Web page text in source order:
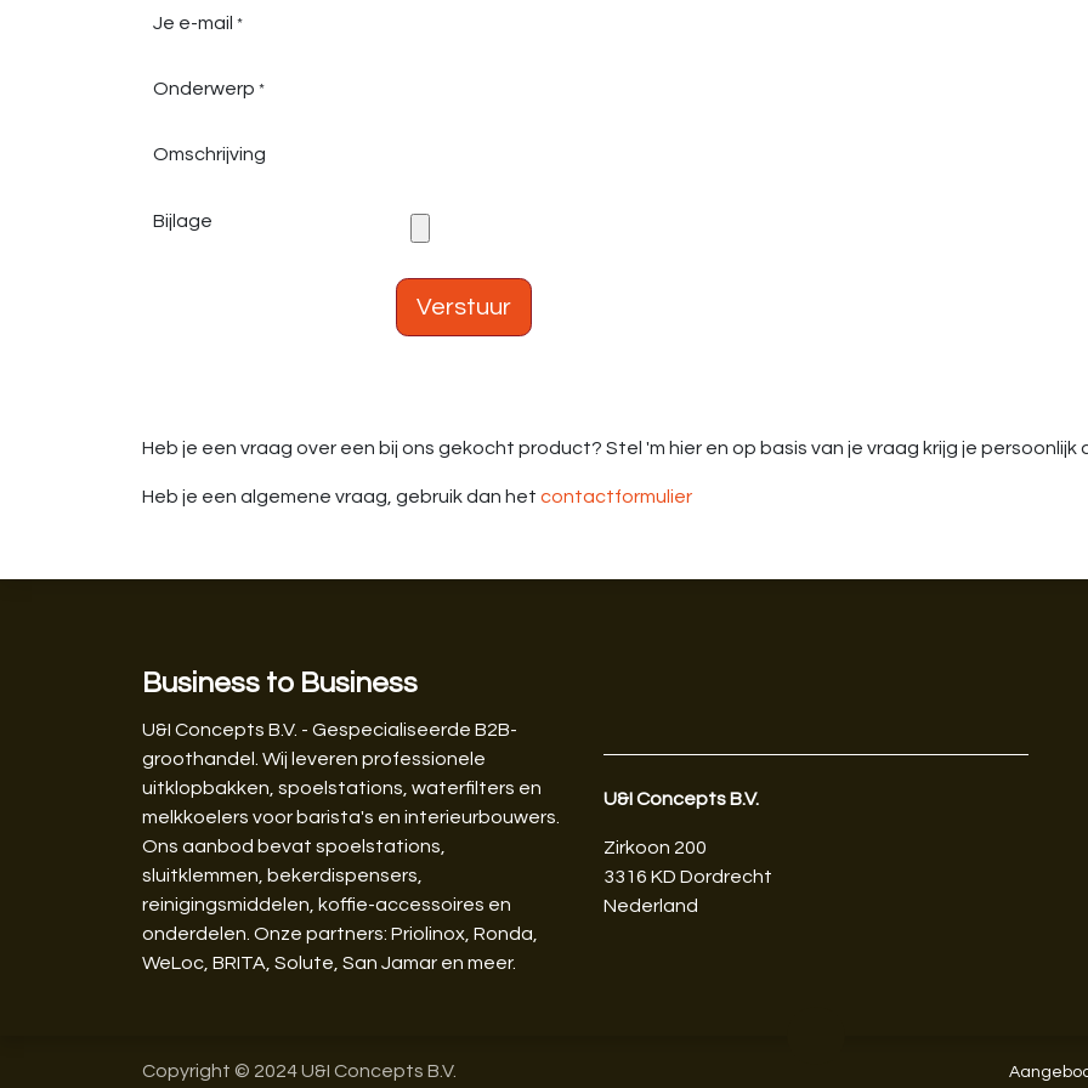
Je e-mail *
Onderwerp *
Omschrijving
Bijlage
Verstuur
Heb je een vraag over een bij ons gekocht product? Stel 'm hier en op basis van je vraag krijg je persoonlijk
Heb je een algemene vraag, gebruik dan het contactformulier
Business to Business
U&I Concepts B.V. - Gespecialiseerde B2B-
groothandel. Wij leveren professionele
uitklopbakken, spoelstations, waterfilters en
melkkoelers voor barista's en interieurbouwers.
Ons aanbod bevat spoelstations,
sluitklemmen, bekerdispensers,
reinigingsmiddelen, koffie-accessoires en
onderdelen. Onze partners: Priolinox, Ronda,
WeLoc, BRITA, Solute, San Jamar en meer.
U&I Concepts B.V.​
Zirkoon 200
3316 KD Dordrecht
Nederland
Copyright © 2024 U&I Concepts B.V.